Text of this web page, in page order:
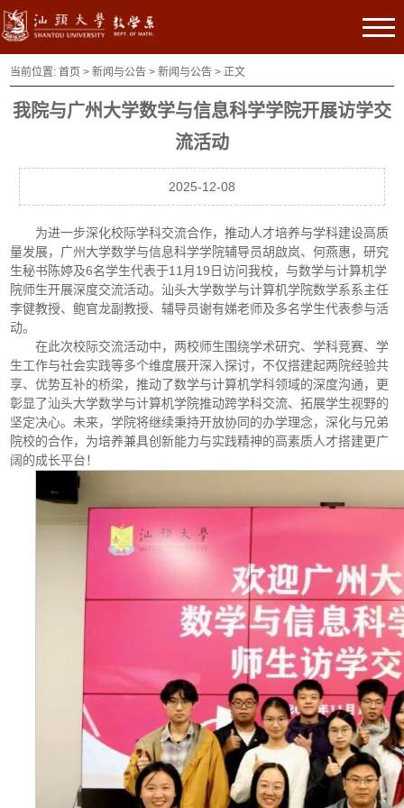
当前位置:首页 >新闻与公告 >新闻与公告 > 正文
我院与广州大学数学与信息科学学院开展访学交
流活动
2025-12-08
为进一步深化校际学科交流合作，推动人才培养与学科建设高质
量发展，广州大学数学与信息科学学院辅导员胡啟岚、何燕惠，研究
生秘书陈婷及6名学生代表于11月19日访问我校，与数学与计算机学
院师生开展深度交流活动。汕头大学数学与计算机学院数学系系主任
李健教授、鲍官龙副教授、辅导员谢有娣老师及多名学生代表参与活
动。
在此次校际交流活动中，两校师生围绕学术研究、学科竞赛、学
生工作与社会实践等多个维度展开深入探讨， 不仅搭建起两院经验共
享、优势互补的桥梁，推动了数学与计算机学科领域的深度沟通，更
彰显了汕头大学数学与计算机学院推动跨学科交流、拓展学生视野的
坚定决心。未来，学院将继续秉持开放协同的办学理念，深化与兄弟
院校的合作，为培养兼具创新能力与实践精神的高素质人才搭建更广
阔的成长平台！